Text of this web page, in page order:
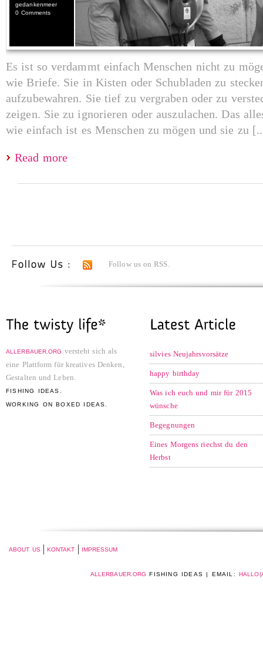
gedankenmeer
0 Comments
Es ist so verdammt einfach Menschen nicht zu
wie Briefe. Sie in Kisten oder Schubladen zu
aufzubewahren. Sie tief zu vergraben oder zu
zeigen. Sie zu ignorieren oder auszulachen. Das
wie einfach ist es Menschen zu mögen und sie zu
Read more
Follow us on RSS.
ALLERBAUER.ORG versteht sich als
eine Plattform für kreatives Denken,
Gestalten und Leben.
FISHING IDEAS.
WORKING ON BOXED IDEAS.
silvies Neujahrsvorsätze
happy birthday
Was ich euch und mir für 2015
wünsche
Begegnungen
Eines Morgens riechst du den
Herbst
ABOUT US KONTAKT IMPRESSUM
ALLERBAUER.ORG FISHING IDEAS | EMAIL: